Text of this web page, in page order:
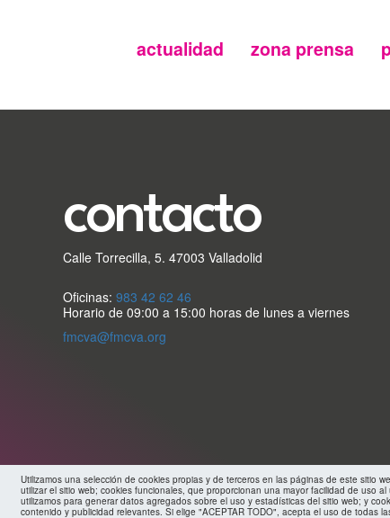
secundario
actualidad zona prensa
Utilizamos una selección de cookies propias y de terceros en las páginas de este sitio
utilizar el sitio web; cookies funcionales, que proporcionan una mayor facilidad de uso
utilizamos para generar datos agregados sobre el uso y estadísticas del sitio web; y
contenido y publicidad relevantes. Si elige "ACEPTAR TODO", acepta el uso de todas
contacto
Calle Torrecilla, 5. 47003 Valladolid
Oficinas: 983 42 62 46
Horario de 09:00 a 15:00 horas de lunes a viernes
fmcva@fmcva.org